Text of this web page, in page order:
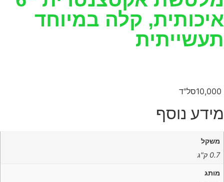
איכותית, קלה במיוחד
תעשייתית
10,000‭ ‬סל‭"‬ד
מידע נוסף
משקל
0.7 ק"ג
מותג